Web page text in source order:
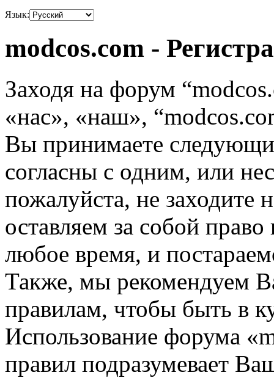
Язык:
modcos.com -
Заходя на форум
«нас», «наш»,
Вы принимаете
согласны с одним, или
пожалуйста, не
оставляем за собой
любое время, и
Также, мы рекомендуем
правилам, чтобы быть в
Использование форума
правил подразумевает